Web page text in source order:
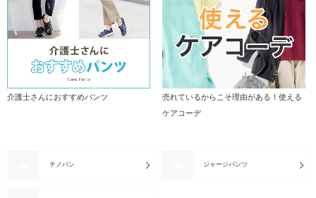
介護士さんにおすすめパンツ
売れているからこそ理由がある！使える
ケアコーデ
チノパン ジャージパンツ